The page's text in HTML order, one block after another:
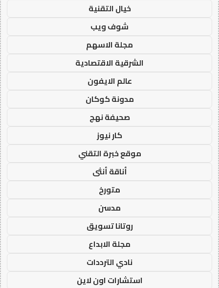
خيال التقنية
شوف ويب
مجلة الاسهم
الشرقية الاقتصادية
عالم الايفون
مدونة كوكان
صحيفة نهج
كار نيوز
موقع خبرة التقني
أناقة أنثى
متورخ
مدسن
روتانا تسويق
مجلة الابداع
نادي الترددات
استشارات اون لاين